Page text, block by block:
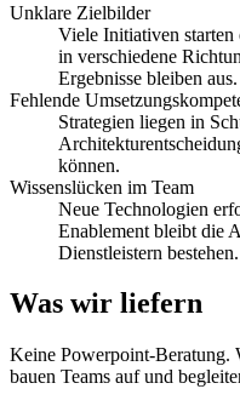
Unklare Zielbilder
Viele Initiativen starten
in verschiedene
Ergebnisse bleiben aus.
Fehlende
Strategien liegen in
können.
Wissenslücken im Team
Neue Technologien
Enablement bleibt die
Dienstleistern bestehen.
Was wir liefern
Keine Powerpoint-Beratung.
bauen Teams auf und